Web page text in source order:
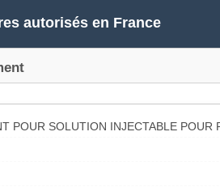
autorisés en France
POUR SOLUTION INJECTABLE POUR